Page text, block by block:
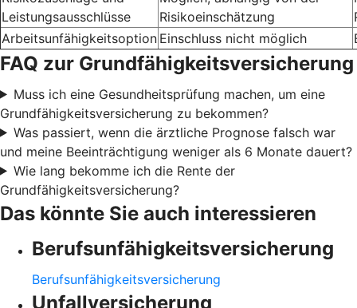
Leistungsausschlüsse
Risikoeinschätzung
Arbeitsunfähigkeitsoption Einschluss nicht möglich
FAQ zur Grundfähigkeitsversicherung
Muss ich eine Gesundheitsprüfung machen, um eine
Grundfähigkeitsversicherung zu bekommen?
Was passiert, wenn die ärztliche Prognose falsch war
und meine Beeinträchtigung weniger als 6 Monate dauert?
Wie lang bekomme ich die Rente der
Grundfähigkeitsversicherung?
Das könnte Sie auch interessieren
Berufsunfähigkeitsversicherung
Berufsunfähigkeitsversicherung
Unfallversicherung